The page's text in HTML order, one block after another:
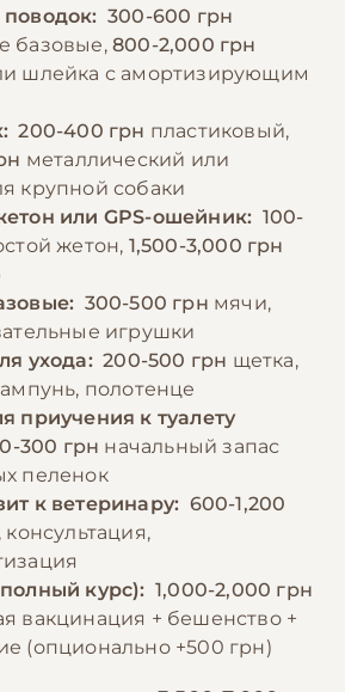
E-PET
300-600 грн
базовые, 800-2,000 грн
шлейка с амортизирующим
200-400 грн пластиковый,
металлический или
крупной собаки
или GPS-ошейник: 100-
жетон, 1,500-3,000 грн
300-500 грн мячи,
игрушки
ухода: 200-500 грн щетка,
полотенце
приучения к туалету
300 грн начальный запас
пеленок
к ветеринару: 600-1,200
курс): 1,000-2,000 грн
вакцинация + бешенство +
(опционально +500 грн)